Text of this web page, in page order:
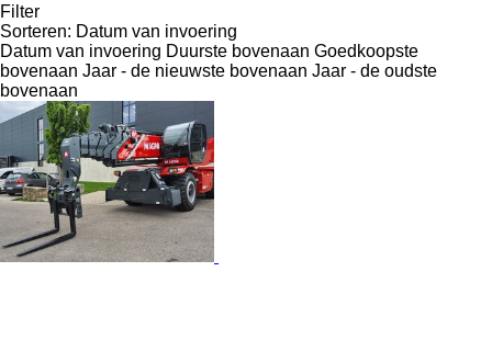
Filter
Sorteren: Datum van invoering
Datum van invoering Duurste bovenaan Goedkoopste
bovenaan Jaar - de nieuwste bovenaan Jaar - de oudste
bovenaan